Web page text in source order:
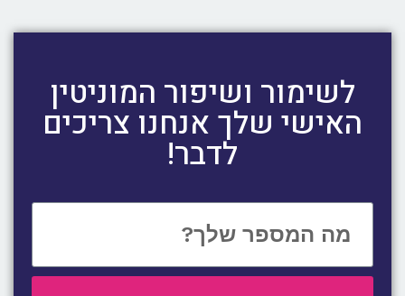
לשימור ושיפור המוניטין
האישי שלך אנחנו צריכים
לדבר!